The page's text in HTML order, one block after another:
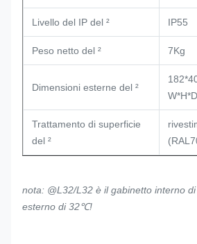
Livello del IP del ² IP55
Peso netto del ² 7Kg
Dimensioni esterne del ²
Trattamento di superficie
del ²
nota: @L32/L32 è il gabinetto interno
esterno di 32℃!